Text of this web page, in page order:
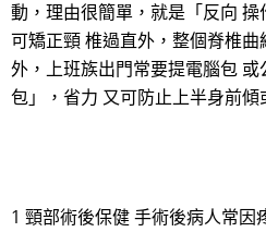
動，理由很簡單，就是「反向
可矯正頸 椎過直外，整個脊椎
外，上班族出門常要提電腦包
包」，省力 又可防止上半身前傾
1 頸部術後保健 手術後病人常因